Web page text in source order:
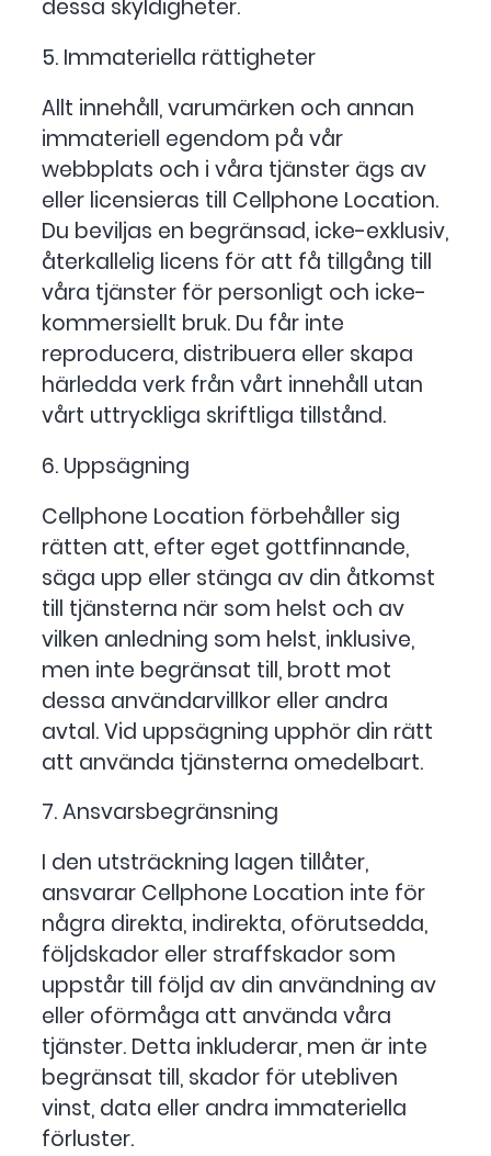
dessa skyldigheter.
5. Immateriella rättigheter
Allt innehåll, varumärken och annan
immateriell egendom på vår
webbplats och i våra tjänster ägs av
eller licensieras till Cellphone Location.
Du beviljas en begränsad, icke-exklusiv,
återkallelig licens för att få tillgång till
våra tjänster för personligt och icke-
kommersiellt bruk. Du får inte
reproducera, distribuera eller skapa
härledda verk från vårt innehåll utan
vårt uttryckliga skriftliga tillstånd.
6. Uppsägning
Cellphone Location förbehåller sig
rätten att, efter eget gottfinnande,
säga upp eller stänga av din åtkomst
till tjänsterna när som helst och av
vilken anledning som helst, inklusive,
men inte begränsat till, brott mot
dessa användarvillkor eller andra
avtal. Vid uppsägning upphör din rätt
att använda tjänsterna omedelbart.
7. Ansvarsbegränsning
I den utsträckning lagen tillåter,
ansvarar Cellphone Location inte för
några direkta, indirekta, oförutsedda,
följdskador eller straffskador som
uppstår till följd av din användning av
eller oförmåga att använda våra
tjänster. Detta inkluderar, men är inte
begränsat till, skador för utebliven
vinst, data eller andra immateriella
förluster.